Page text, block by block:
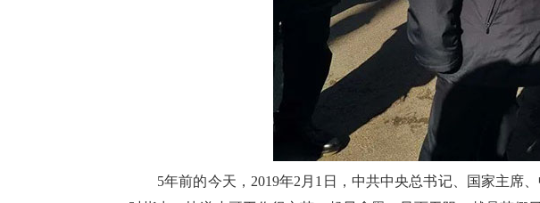
5年前的今天，2019年2月1日，中共中央总书记、国家主席